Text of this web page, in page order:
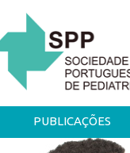
PUBLICAÇÕES